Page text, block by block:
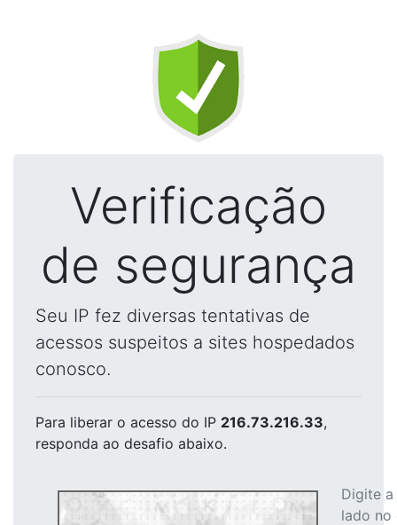
Verificação
de segurança
Seu IP fez diversas tentativas de
acessos suspeitos a sites hospedados
conosco.
Para liberar o acesso do IP 216.73.216.33,
responda ao desafio abaixo.
Digite
lado no